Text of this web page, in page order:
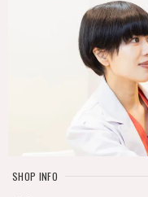
SHOP INFO